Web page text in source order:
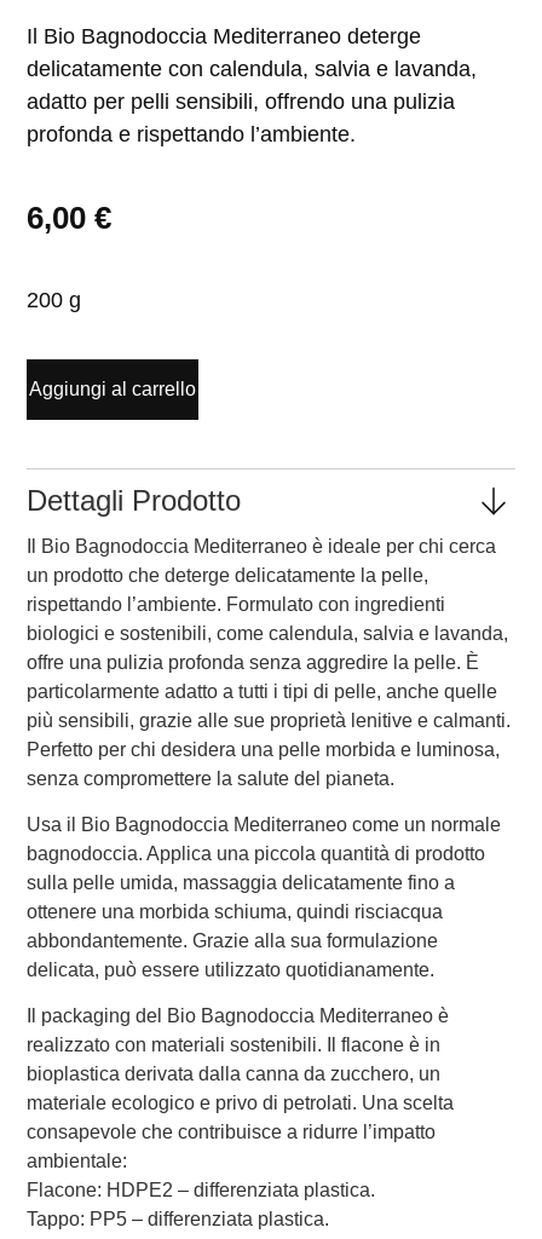
Il Bio Bagnodoccia Mediterraneo deterge
delicatamente con calendula, salvia e lavanda,
adatto per pelli sensibili, offrendo una pulizia
profonda e rispettando l’ambiente.
6,00€
200 g
Aggiungi al carrello
Dettagli Prodotto
Il Bio Bagnodoccia Mediterraneo è ideale per chi cerca
un prodotto che deterge delicatamente la pelle,
rispettando l’ambiente. Formulato con ingredienti
biologici e sostenibili, come calendula, salvia e lavanda,
offre una pulizia profonda senza aggredire la pelle. È
particolarmente adatto a tutti i tipi di pelle, anche quelle
più sensibili, grazie alle sue proprietà lenitive e calmanti.
Perfetto per chi desidera una pelle morbida e luminosa,
senza compromettere la salute del pianeta.
Usa il Bio Bagnodoccia Mediterraneo come un normale
bagnodoccia. Applica una piccola quantità di prodotto
sulla pelle umida, massaggia delicatamente fino a
ottenere una morbida schiuma, quindi risciacqua
abbondantemente. Grazie alla sua formulazione
delicata, può essere utilizzato quotidianamente.
Il packaging del Bio Bagnodoccia Mediterraneo è
realizzato con materiali sostenibili. Il flacone è in
bioplastica derivata dalla canna da zucchero, un
materiale ecologico e privo di petrolati. Una scelta
consapevole che contribuisce a ridurre l’impatto
ambientale:
Flacone: HDPE2 – differenziata plastica.
Tappo: PP5 – differenziata plastica.